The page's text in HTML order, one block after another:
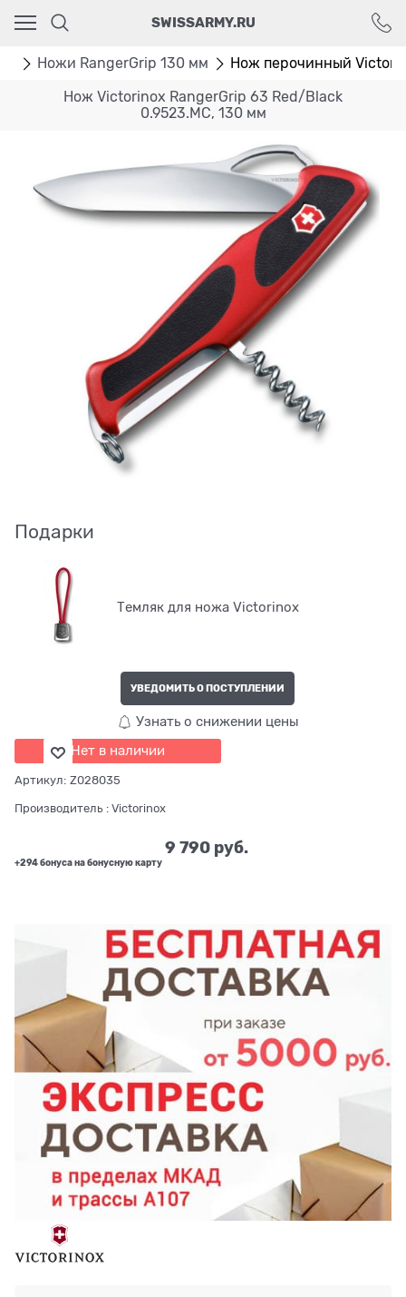
SWISSARMY.RU
Ножи RangerGrip 130 мм Нож перочинный
Нож Victorinox RangerGrip 63 Red/Black
0.9523.MC, 130 мм
Подарки
Темляк для ножа Victorinox
УВЕДОМИТЬ О ПОСТУПЛЕНИИ
Узнать о снижении цены
Нет в наличии
Артикул: Z028035
Производитель : Victorinox
9 790 руб.
+294 бонуса на бонусную карту
Ваш город - Москва,
угадали?
ДА НЕТ